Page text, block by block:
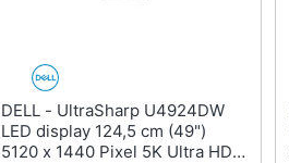
DELL - UltraSharp U4924DW
LED display 124,5 cm (49")
5120 x 1440 Pixel 5K Ultra HD